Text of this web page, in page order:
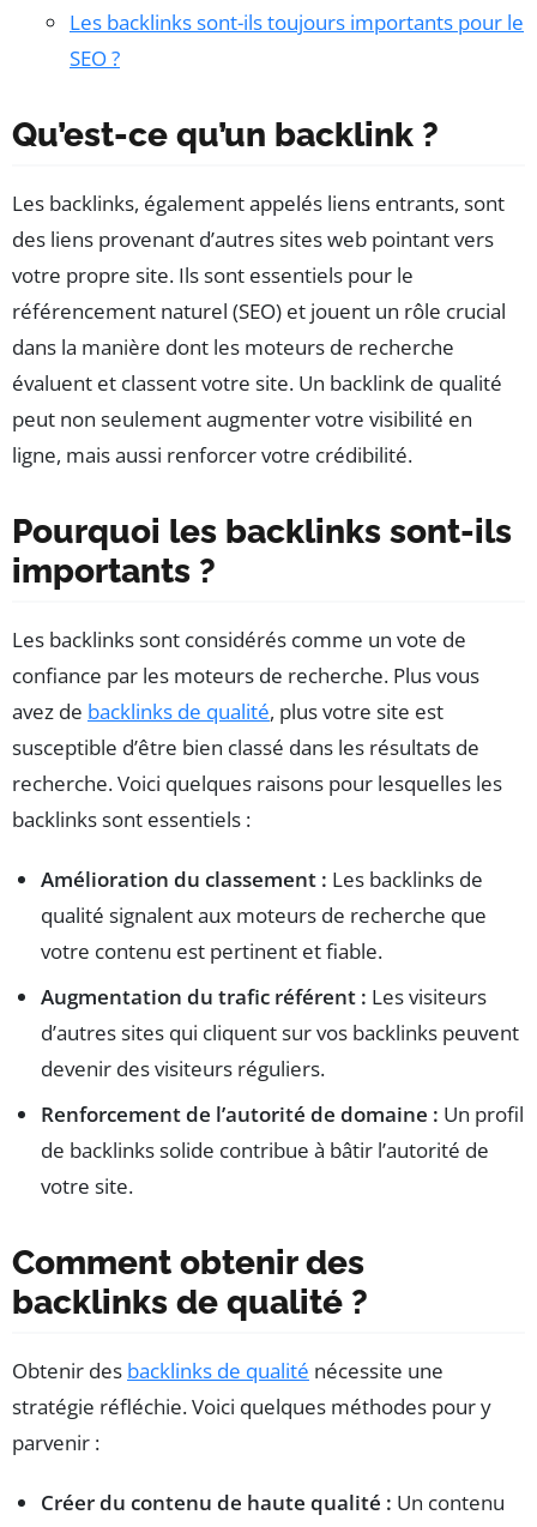
Les backlinks sont-ils toujours importants pour le
SEO ?
Qu’est-ce qu’un backlink ?
Les backlinks, également appelés liens entrants, sont
des liens provenant d’autres sites web pointant vers
votre propre site. Ils sont essentiels pour le
référencement naturel (SEO) et jouent un rôle crucial
dans la manière dont les moteurs de recherche
évaluent et classent votre site. Un backlink de qualité
peut non seulement augmenter votre visibilité en
ligne, mais aussi renforcer votre crédibilité.
Pourquoi les backlinks sont-ils
importants ?
Les backlinks sont considérés comme un vote de
confiance par les moteurs de recherche. Plus vous
avez de backlinks de qualité, plus votre site est
susceptible d’être bien classé dans les résultats de
recherche. Voici quelques raisons pour lesquelles les
backlinks sont essentiels :
Amélioration du classement : Les backlinks de
qualité signalent aux moteurs de recherche que
votre contenu est pertinent et fiable.
Augmentation du trafic référent : Les visiteurs
d’autres sites qui cliquent sur vos backlinks peuvent
devenir des visiteurs réguliers.
Renforcement de l’autorité de domaine : Un profil
de backlinks solide contribue à bâtir l’autorité de
votre site.
Comment obtenir des
backlinks de qualité ?
Obtenir des backlinks de qualité nécessite une
stratégie réfléchie. Voici quelques méthodes pour y
parvenir :
Créer du contenu de haute qualité : Un contenu